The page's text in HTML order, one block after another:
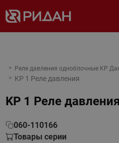
Реле давления одноблочные KP
KP 1 Реле давления
KP 1 Реле давления
060-110166
Товары серии